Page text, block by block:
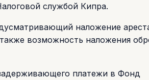
службой Кипра.
наложение
возможность наложения
платежи в Фонд